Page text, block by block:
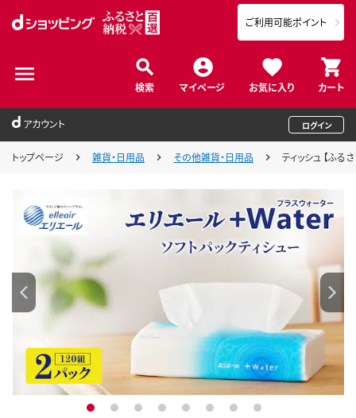
検索 マイページ お気に入り カート
ご利用可能ポイント
アカウント ログイン
トップページ 雑貨・日用品 その他雑貨・日用品 ティッシュ 【ふ
1 2 3 4 5 6 7 8